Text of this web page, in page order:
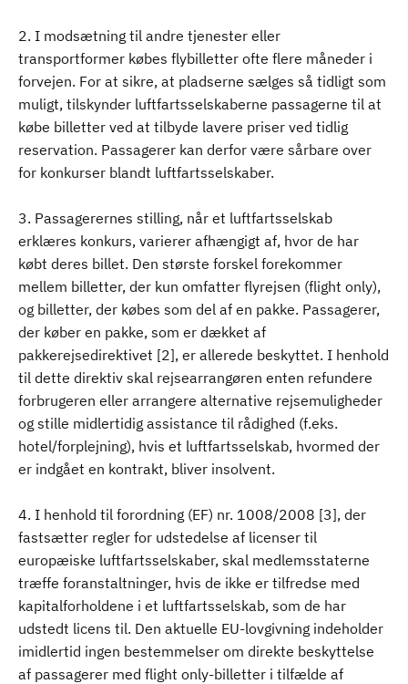
2. I modsætning til andre tjenester eller
transportformer købes flybilletter ofte flere måneder i
forvejen. For at sikre, at pladserne sælges så tidligt som
muligt, tilskynder luftfartsselskaberne passagerne til at
købe billetter ved at tilbyde lavere priser ved tidlig
reservation. Passagerer kan derfor være sårbare over
for konkurser blandt luftfartsselskaber.
3. Passagerernes stilling, når et luftfartsselskab
erklæres konkurs, varierer afhængigt af, hvor de har
købt deres billet. Den største forskel forekommer
mellem billetter, der kun omfatter flyrejsen (flight only),
og billetter, der købes som del af en pakke. Passagerer,
der køber en pakke, som er dækket af
pakkerejsedirektivet [2], er allerede beskyttet. I henhold
til dette direktiv skal rejsearrangøren enten refundere
forbrugeren eller arrangere alternative rejsemuligheder
og stille midlertidig assistance til rådighed (f.eks.
hotel/forplejning), hvis et luftfartsselskab, hvormed der
er indgået en kontrakt, bliver insolvent.
4. I henhold til forordning (EF) nr. 1008/2008 [3], der
fastsætter regler for udstedelse af licenser til
europæiske luftfartsselskaber, skal medlemsstaterne
træffe foranstaltninger, hvis de ikke er tilfredse med
kapitalforholdene i et luftfartsselskab, som de har
udstedt licens til. Den aktuelle EU-lovgivning indeholder
imidlertid ingen bestemmelser om direkte beskyttelse
af passagerer med flight only-billetter i tilfælde af